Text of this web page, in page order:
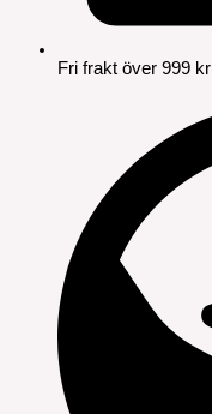
Fri frakt över 999 kr